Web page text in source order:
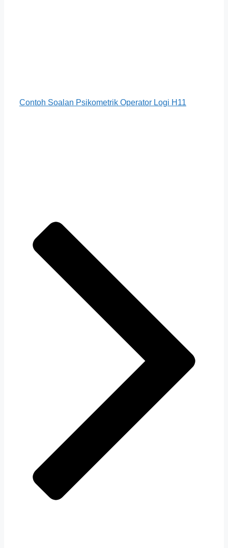
Contoh Soalan Psikometrik Operator Logi H11